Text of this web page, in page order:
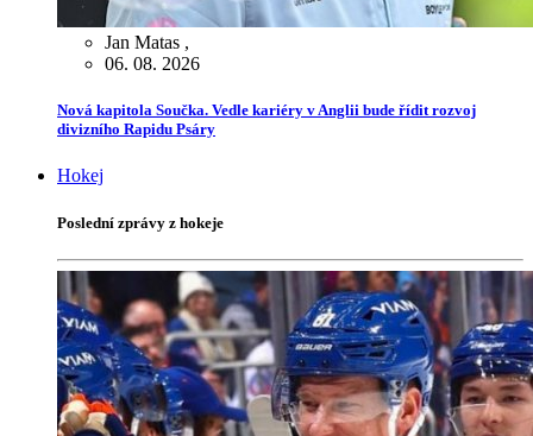
Jan Matas ,
06. 08. 2026
Nová kapitola Součka. Vedle kariéry v Anglii bude řídit rozvoj
divizního Rapidu Psáry
Hokej
Poslední zprávy z hokeje